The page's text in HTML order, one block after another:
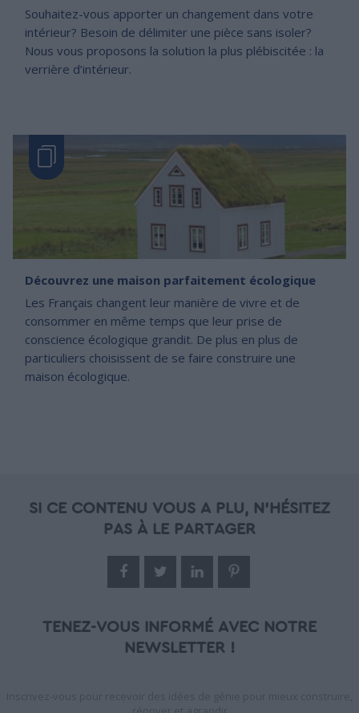
Souhaitez-vous apporter un changement dans votre
intérieur? Besoin de délimiter une pièce sans isoler?
Nous vous proposons la solution la plus plébiscitée : la
verrière d’intérieur.
Découvrez une maison parfaitement écologique
Les Français changent leur manière de vivre et de
consommer en même temps que leur prise de
conscience écologique grandit. De plus en plus de
particuliers choisissent de se faire construire une
maison écologique.
SI CE CONTENU VOUS A PLU, N'HÉSITEZ
PAS À LE PARTAGER
TENEZ-VOUS INFORMÉ AVEC NOTRE
NEWSLETTER !